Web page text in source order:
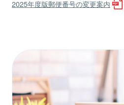
2025年度版郵便番号の変更案内